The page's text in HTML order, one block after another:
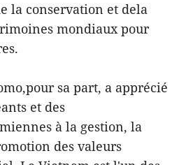
la conservation et dela
mondiaux pour
sa part, a apprécié
et des
à la gestion, la
des valeurs